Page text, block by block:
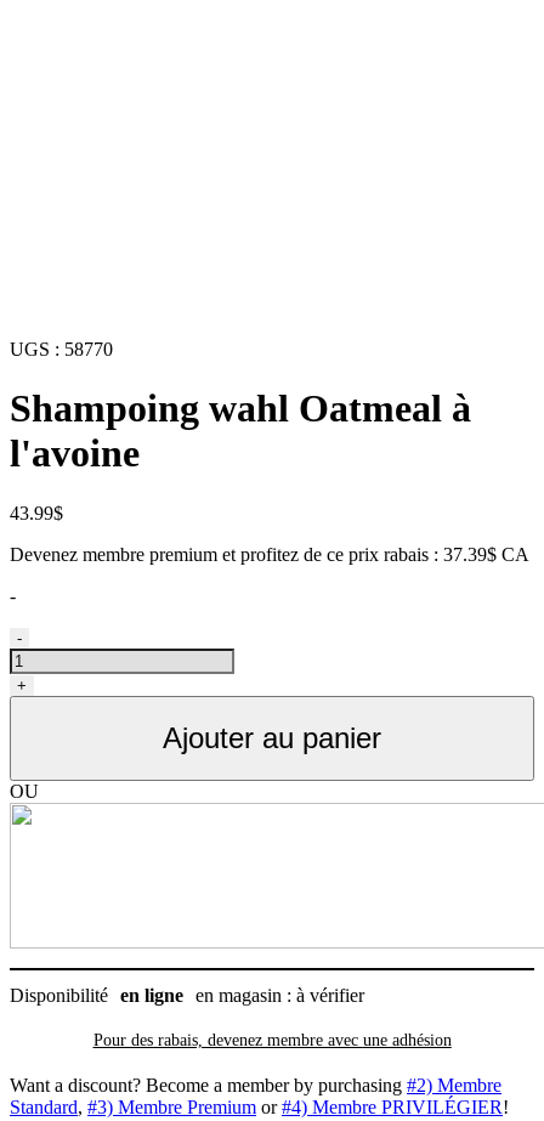
UGS : 58770
Shampoing wahl Oatmeal à
l'avoine
43.99$
Devenez membre premium et profitez de ce prix rabais : 37.39$ CA
-
quantité
de
Shampoing
wahl
-
+
Ajouter au panier
OU
Disponibilité en ligne en magasin : à vérifier
Pour des rabais, devenez membre avec une adhésion
Want a discount? Become a member by purchasing #2) Membre
Standard, #3) Membre Premium or#4) Membre PRIVILÉGIER!